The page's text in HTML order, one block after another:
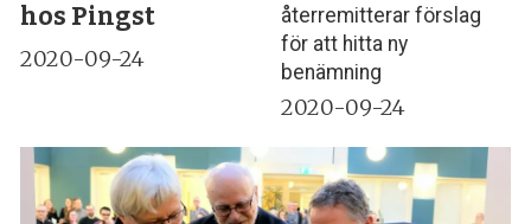
hos Pingst
2020-09-24
återremitterar förslag
för att hitta ny
benämning
2020-09-24